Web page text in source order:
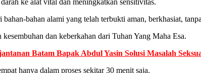
bahan alami yang telah terbukti aman, berkhasiat,
dan keberkahan dari Tuhan Yang Maha Esa.
Batam Bapak Abdul Yasin Solusi Masalah
hanya dalam proses sekitar 30 menit saja.